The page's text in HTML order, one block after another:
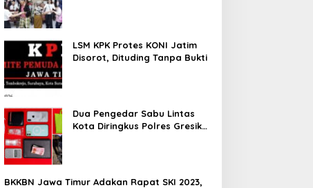
LSM KPK Protes KONI Jatim
Disorot, Dituding Tanpa Bukti
Dua Pengedar Sabu Lintas
Kota Diringkus Polres Gresik
BKKBN Jawa Timur Adakan Rapat SKI 2023,